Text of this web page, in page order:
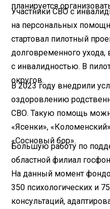
планируется
Участники СВО с
на персональных
стартовал пилотный
долговременного ухода,
с инвалидностью. В
округов.
В 2023 году внедрили
оздоровлению
СВО. Такую помощь
«Ясенки»,
«Сосновый бор».
Большую работу по
областной филиал
На данный момент
350 психологических и
консультаций,